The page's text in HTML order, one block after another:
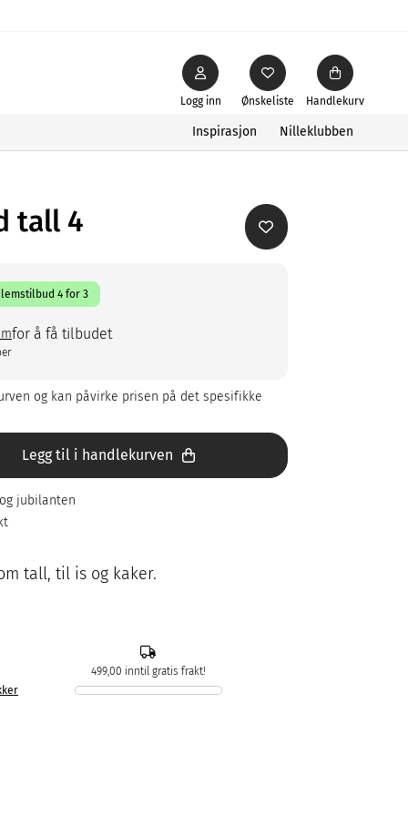
Ønskeliste
Logg inn Handlekurv
Inspirasjon Nilleklubben
tall 4
4 for 3
for å få tilbudet
og kan påvirke prisen på det spesifikke
Legg til i handlekurven
jubilanten
tall, til is og kaker.
499,00 inntil gratis frakt!